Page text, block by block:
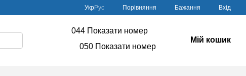
УкрРус Порівняння Бажання Вхід
044 Показати номер
050 Показати номер
Мій кошик